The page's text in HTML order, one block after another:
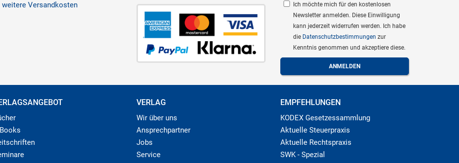
weitere Versandkosten
Ich möchte mich für den kostenlosen
Newsletter anmelden. Diese Einwilligung
kann jederzeit widerrufen werden. Ich habe
die Datenschutzbestimmungen zur
Kenntnis genommen und akzeptiere diese.
VERLAG
Wir über uns
Ansprechpartner
Jobs
Service
EMPFEHLUNGEN
KODEX Gesetzessammlung
Aktuelle Steuerpraxis
Aktuelle Rechtspraxis
SWK - Spezial